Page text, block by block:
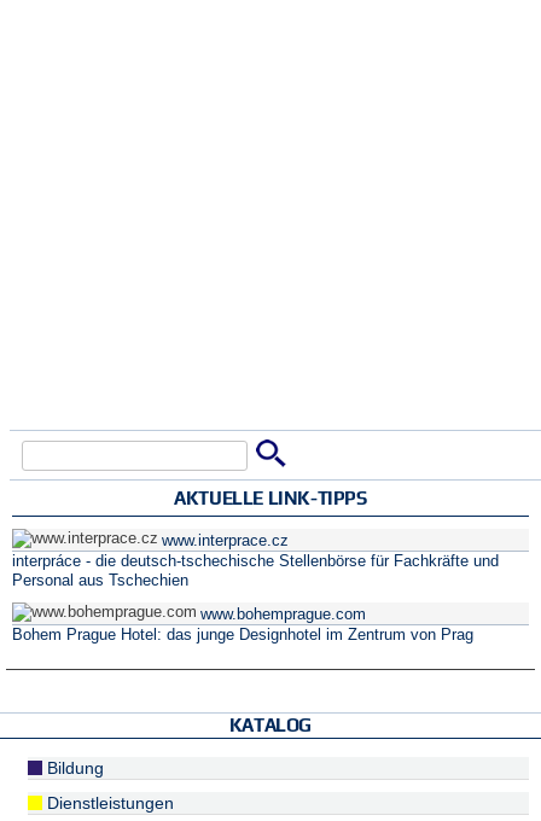
AKTUELLE LINK-TIPPS
www.interprace.cz
interpráce - die deutsch-tschechische Stellenbörse für Fachkräfte und
Personal aus Tschechien
www.bohemprague.com
Bohem Prague Hotel: das junge Designhotel im Zentrum von Prag
KATALOG
Bildung
Dienstleistungen